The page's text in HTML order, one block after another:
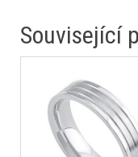
Související